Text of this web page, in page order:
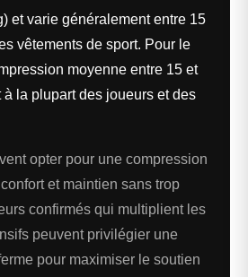
et varie généralement entre 15
vêtements de sport. Pour le
moyenne entre 15 et
la plupart des joueurs et des
opter pour une compression
et maintien sans trop
confirmés qui multiplient les
peuvent privilégier une
pour maximiser le soutien